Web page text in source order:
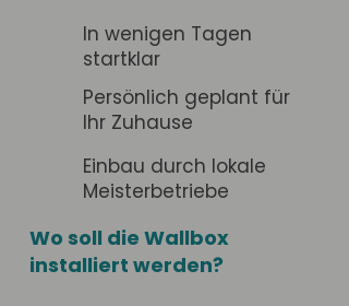
In wenigen Tagen
startklar
Persönlich geplant für
Ihr Zuhause
Einbau durch lokale
Meisterbetriebe
Wo soll die Wallbox
installiert werden?